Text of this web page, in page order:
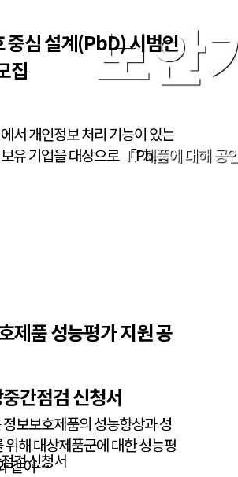
보안
IT 제품에 대해 공
중심 설계(PbD) 시범인
집
서 개인정보 처리 기능이 있는
유 기업을 대상으로 「Pb…
제품 성능평가 지원 공
보보호제품의 성능향상과 성
해 대상제품군에 대한 성능평
같이…
간점검 신청서
검 신청서